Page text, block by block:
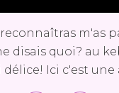
m'as
disais quoi? au
Ici c'est une